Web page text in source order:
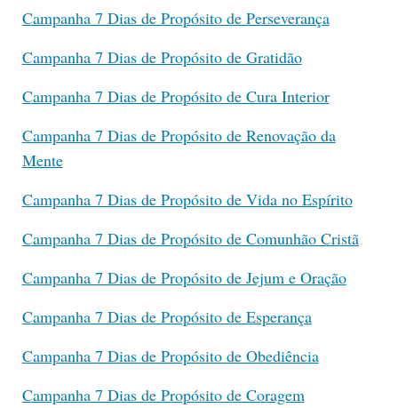
Campanha 7 Dias de Propósito de Perseverança
Campanha 7 Dias de Propósito de Gratidão
Campanha 7 Dias de Propósito de Cura Interior
Campanha 7 Dias de Propósito de Renovação da
Mente
Campanha 7 Dias de Propósito de Vida no Espírito
Campanha 7 Dias de Propósito de Comunhão Cristã
Campanha 7 Dias de Propósito de Jejum e Oração
Campanha 7 Dias de Propósito de Esperança
Campanha 7 Dias de Propósito de Obediência
Campanha 7 Dias de Propósito de Coragem